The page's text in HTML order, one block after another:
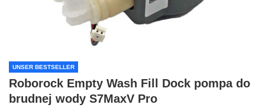
UNSER BESTSELLER
Roborock Empty Wash Fill Dock pompa do
brudnej wody S7MaxV Pro